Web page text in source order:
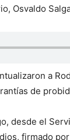
Osvaldo
a
de
desde el
firmado